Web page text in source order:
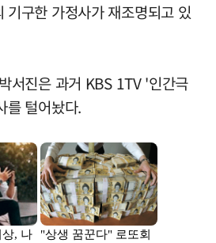
기구한 가정사가 재조명되고 있
서진은 과거 KBS 1TV '인간극
를 털어놨다.